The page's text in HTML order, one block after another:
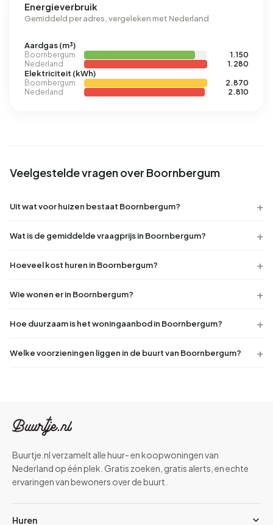
Energieverbruik
Gemiddeld per adres, vergeleken met Nederland
Aardgas (m³)
Boornbergum
1.150
Nederland
1.280
Elektriciteit (kWh)
Boornbergum
2.870
Nederland
2.810
Veelgestelde vragen over Boornbergum
Uit wat voor huizen bestaat Boornbergum?
Wat is de gemiddelde vraagprijs in Boornbergum?
Hoeveel kost huren in Boornbergum?
Wie wonen er in Boornbergum?
Hoe duurzaam is het woningaanbod in Boornbergum?
Welke voorzieningen liggen in de buurt van Boornbergum?
Buurtje.nl verzamelt alle huur- en koopwoningen van
Nederland op één plek. Gratis zoeken, gratis alerts, en echte
ervaringen van bewoners over de buurt.
Huren